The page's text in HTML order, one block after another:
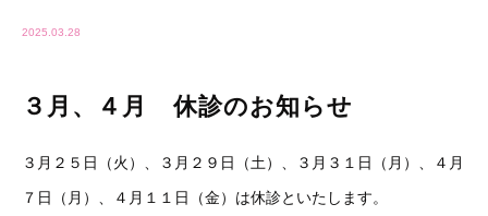
2025.03.28
３月、４月 休診のお知らせ
３月２５日（火）、３月２９日（土）、３月３１日（月）、４月
７日（月）、４月１１日（金）は休診といたします。